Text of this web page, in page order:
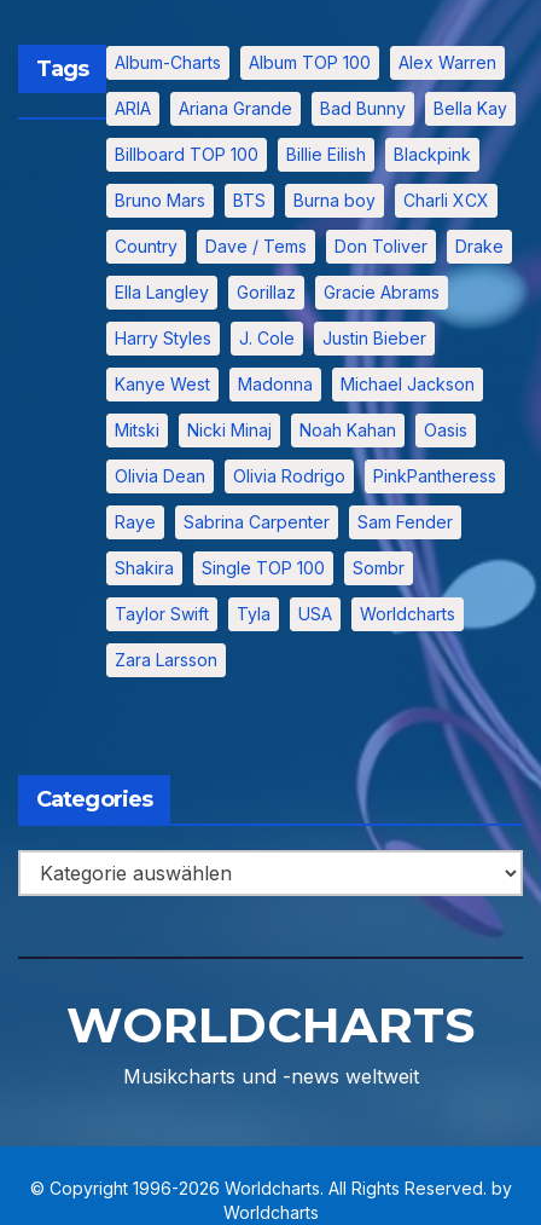
Tags Album-Charts Album TOP 100 Alex Warren
ARIA Ariana Grande Bad Bunny Bella Kay
Billboard TOP 100 Billie Eilish Blackpink
Bruno Mars BTS Burna boy Charli XCX
Country Dave / Tems Don Toliver Drake
Ella Langley Gorillaz Gracie Abrams
Harry Styles J. Cole Justin Bieber
Kanye West Madonna Michael Jackson
Mitski Nicki Minaj Noah Kahan Oasis
Olivia Dean Olivia Rodrigo PinkPantheress
Raye Sabrina Carpenter Sam Fender
Shakira Single TOP 100 Sombr
Taylor Swift Tyla USA Worldcharts
Zara Larsson
Categories
Categories
WORLDCHARTS
Musikcharts und -news weltweit
© Copyright 1996-2026 Worldcharts. All Rights Reserved. by
Worldcharts